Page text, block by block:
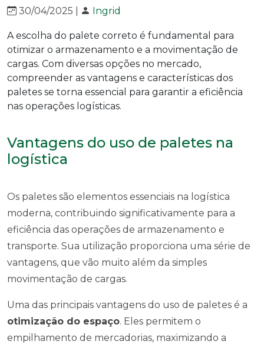
30/04/2025 | Ingrid
A escolha do palete correto é fundamental para
otimizar o armazenamento e a movimentação de
cargas. Com diversas opções no mercado,
compreender as vantagens e características dos
paletes se torna essencial para garantir a eficiência
nas operações logísticas.
Vantagens do uso de paletes na
logística
Os paletes são elementos essenciais na logística
moderna, contribuindo significativamente para a
eficiência das operações de armazenamento e
transporte. Sua utilização proporciona uma série de
vantagens, que vão muito além da simples
movimentação de cargas.
Uma das principais vantagens do uso de paletes é a
otimização do espaço. Eles permitem o
empilhamento de mercadorias, maximizando a